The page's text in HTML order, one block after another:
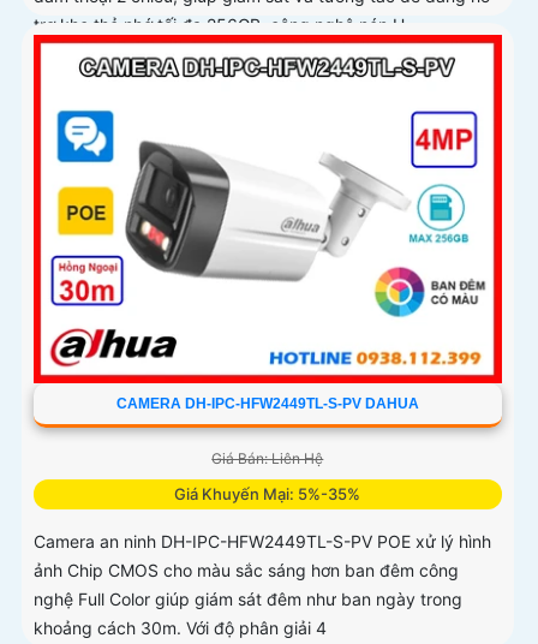
trợ khe thẻ nhớ tối đa 256GB, công nghệ nén H
CAMERA DH-IPC-HFW2449TL-S-PV DAHUA
Giá Bán: Liên Hệ
Giá Khuyến Mại: 5%-35%
Camera an ninh DH-IPC-HFW2449TL-S-PV POE xử lý hình
ảnh Chip CMOS cho màu sắc sáng hơn ban đêm công
nghệ Full Color giúp giám sát đêm như ban ngày trong
khoảng cách 30m. Với độ phân giải 4